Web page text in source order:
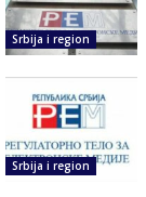
Srbija i region
Srbija i region